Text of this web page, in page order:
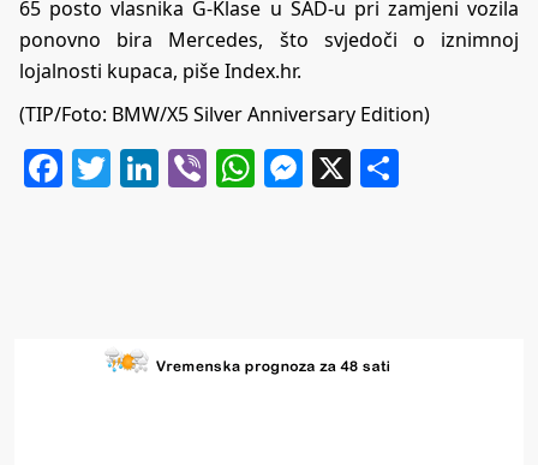
65 posto vlasnika G-Klase u SAD-u pri zamjeni vozila
ponovno bira Mercedes, što svjedoči o iznimnoj
lojalnosti kupaca, piše Index.hr.
(TIP/Foto: BMW/X5 Silver Anniversary Edition)
Facebook
Twitter
LinkedIn
ViberWhatsApp
Messenger
X